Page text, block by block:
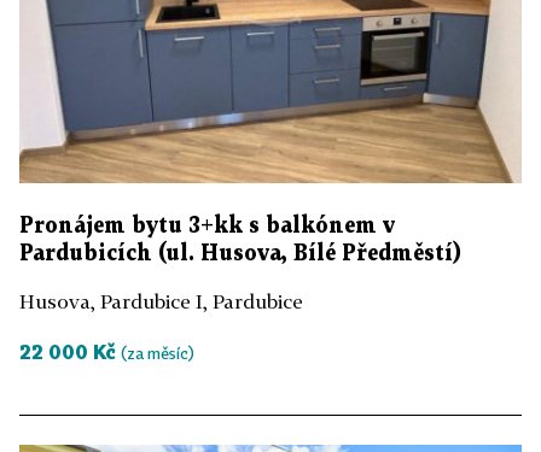
Pronájem bytu 3+kk s balkónem v
Pardubicích (ul. Husova, Bílé Předměstí)
Husova, Pardubice I, Pardubice
22 000 Kč (za měsíc)